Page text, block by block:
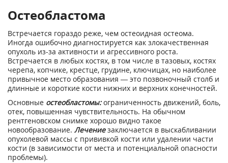
Остеобластома
Встречается гораздо реже, чем остеоидная остеома.
Иногда ошибочно диагностируется как злокачественная
опухоль из-за активности и агрессивного роста.
Встречается в любых костях, в том числе в тазовых, костях
черепа, копчике, крестце, грудине, ключицах, но наиболее
привычное место образования — это позвоночный столб и
длинные и короткие кости нижних и верхних конечностей.
Основные остеобластомы:ограниченность движений, боль,
отек, повышенная чувствительность. На обычном
рентгеновском снимке хорошо видно такое
новообразование. Лечениезаключается в выскабливании
опухолевой массы с прививкой кости или удалении части
кости (в зависимости от места и потенциальной опасности
проблемы).